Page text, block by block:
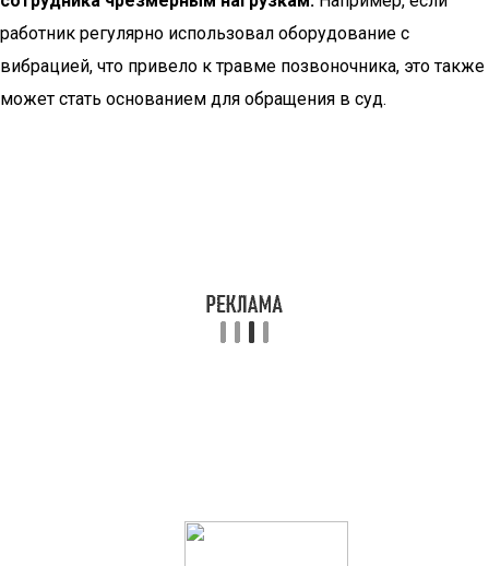
работник регулярно использовал оборудование с
вибрацией, что привело к травме позвоночника, это также
может стать основанием для обращения в суд.